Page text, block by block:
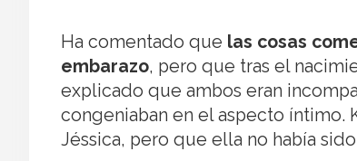
Ha comentado que las cosas
embarazo, pero que tras el
explicado que ambos eran
congeniaban en el aspecto íntimo.
Jéssica, pero que ella no había